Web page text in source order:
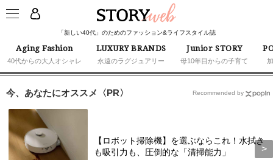
「新しい40代」のためのファッション&ライフスタイル誌
Aging Fashion
40代からの大人オシャレ
LUXURY BRANDS
永遠のラグジュアリー
Junior STORY
母10年目からの子育て
今、あなたにオススメ〈PR〉
【ロボット掃除機】を選ぶならこれ！水拭き
も吸引力も、圧倒的な「清掃能力」
Recommended by